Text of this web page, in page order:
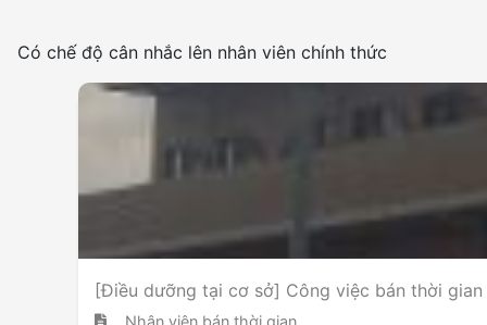
Có chế độ cân nhắc lên nhân viên chính thức
[Điều dưỡng tại cơ sở] Công việc bán thời gian
Nhân viên bán thời gian